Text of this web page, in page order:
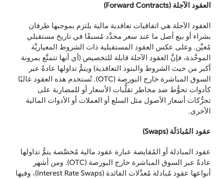
العقود الآجلة (Forward Contracts)
العقود الآجلة هي اتفاقيات تعاقدية مالية يلتزم بموجبها طرفان
بشراء أو بيع أصل ما عند سعر محدَّد مُسبقًا في تاريخ مستقبلي
مُعيَّن. وعلى عكس العقود المستقبلية ذات الشروط المعياريَّة
الموحَّدة، فإنَّ العقود الآجلة قابلة للتخصيص (أي أنها تتمتَّع بمرونة
أكبر من حيث الشروط والبنود التعاقدية) ويتمُّ تداولها عادةً عبر
السوق المباشرة خارج البورصة (OTC). تُستخدم هذه العقود غالبًا
كأدوات تحوُّط ضد مخاطر تقلُّبات الأسعار أو للمضاربة على
تحرُّكات أسعار الأصول مثل السلع أو العملات أو الأدوات المالية
الأخرى.
عقود المُبادَلَة (Swaps)
عقود المبادلة أو المُقايضة عبارة عقود مالية مُخصَّصة يتمُّ تداولها
عادةً عبر السوق المباشرة خارج البورصة (OTC). ومن أشهر
أنواعها عقود مُبادلة مُعدَّلات الفائدة (Interest Rate Swaps)، وفيها